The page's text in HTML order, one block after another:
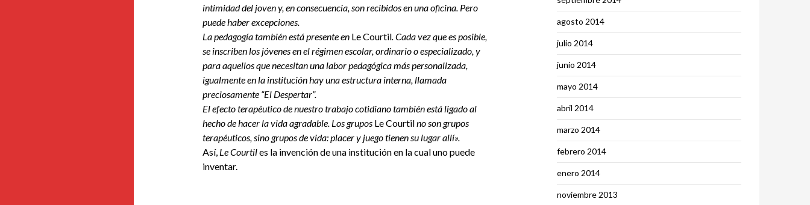
intimidad del joven y, en consecuencia, son recibidos en una oficina. Pero
puede haber excepciones.
La pedagogía también está presente en Le Courtil. Cada vez que es posible,
se inscriben los jóvenes en el régimen escolar, ordinario o especializado, y
para aquellos que necesitan una labor pedagógica más personalizada,
igualmente en la institución hay una estructura interna, llamada
preciosamente “El Despertar”.
El efecto terapéutico de nuestro trabajo cotidiano también está ligado al
hecho de hacer la vida agradable. Los grupos Le Courtilno son grupos
terapéuticos, sino grupos de vida: placer y juego tienen su lugar allí».
Así, Le Courtiles la invención de una institución en la cual uno puede
inventar.
agosto 2014
julio 2014
junio 2014
mayo 2014
abril 2014
marzo 2014
febrero 2014
enero 2014
noviembre 2013